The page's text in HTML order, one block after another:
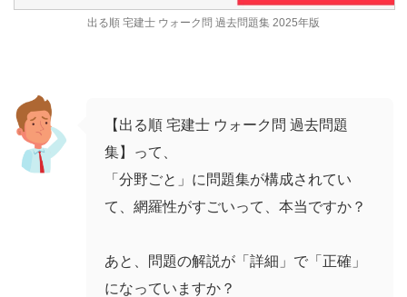
出る順 宅建士 ウォーク問 過去問題集 2025年版
【出る順 宅建士 ウォーク問 過去問題
集】って、
「分野ごと」に問題集が構成されてい
て、網羅性がすごいって、本当ですか？
あと、問題の解説が「詳細」で「正確」
になっていますか？